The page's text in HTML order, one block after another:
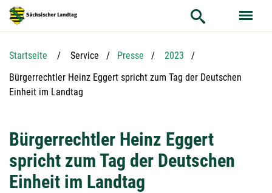
Hauptnavigation
Hauptinhalt
Service
Startseite Service Presse
2023
Aktuelle Seite:
Bürgerrechtler Heinz Eggert spricht zum Tag der Deutschen
Einheit im Landtag
Bürgerrechtler Heinz Eggert
spricht zum Tag der Deutschen
Einheit im Landtag